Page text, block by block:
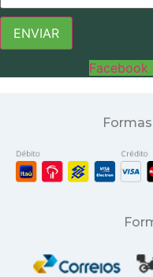
ENVIAR
Facebook